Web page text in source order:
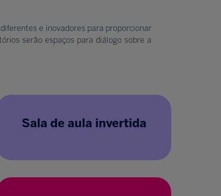
e inovadores para proporcionar
serão espaços para diálogo sobre a
Sala de aula invertida